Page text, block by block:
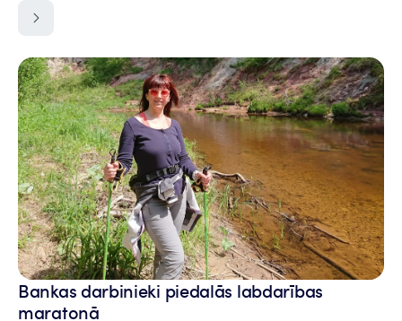
Bankas darbinieki piedalās labdarības
maratonā